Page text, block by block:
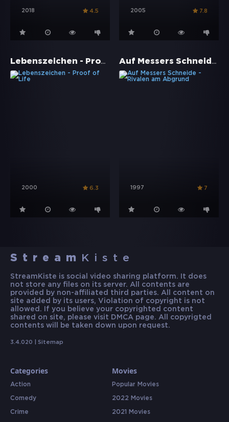
2018 4.5 2005 7.8
Lebenszeichen - Proof of Life
2000 6.3
Auf Messers Schneide - Rivalen am Abgrund
1997 7
Stream Kiste
StreamKiste is social video sharing platform. It does
not store any files on its server. All contents are
provided by non-affiliated third parties. All content on
site added by its users, Violation of copyright is not
allowed. If you believe your copyrighted content
shared on site, please visit DMCA page. All copyrigted
contents will be taken down upon request.
3.4.020 | Sitemap
Categories
Action
Comedy
Crime
Movies
Popular Movies
2022 Movies
2021 Movies